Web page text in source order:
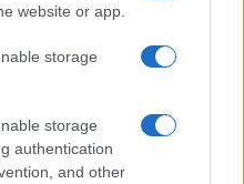
website or app.
storage
storage
authentication
and other